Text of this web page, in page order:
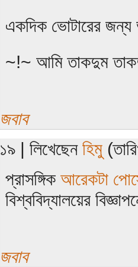
একদিক ভোটারের জন্য
~!~ আমি তাকদুম
জবাব
১৯ | লিখেছেন হিমু
প্রাসঙ্গিক আরেকটা
বিশ্ববিদ্যালয়ের
জবাব